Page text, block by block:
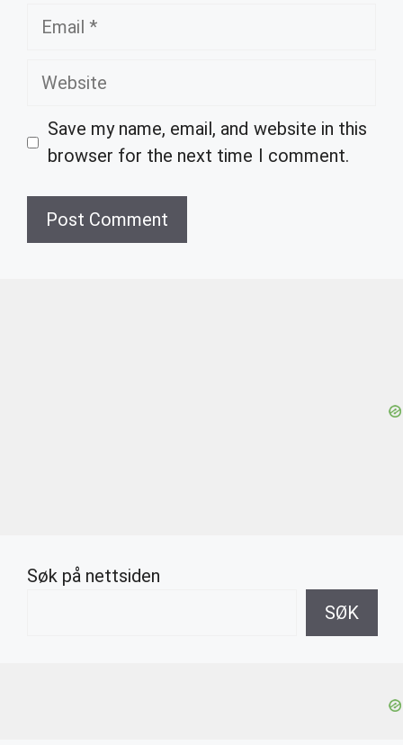
Email
Website
Save my name, email, and website in this
browser for the next time I comment.
Søk på nettsiden
SØK